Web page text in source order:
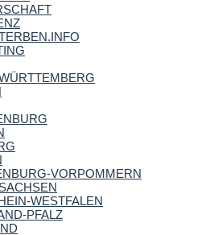
VORPOMMERN
WESTFALEN
PFALZ